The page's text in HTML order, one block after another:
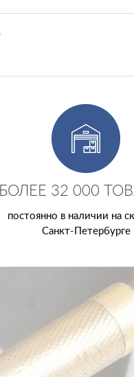
БОЛЕЕ 32 000
постоянно в наличии на
Санкт-Петербурге